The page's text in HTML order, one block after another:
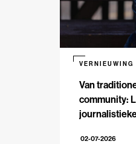
Van
community:
VERNIEUWING
02-07-2026